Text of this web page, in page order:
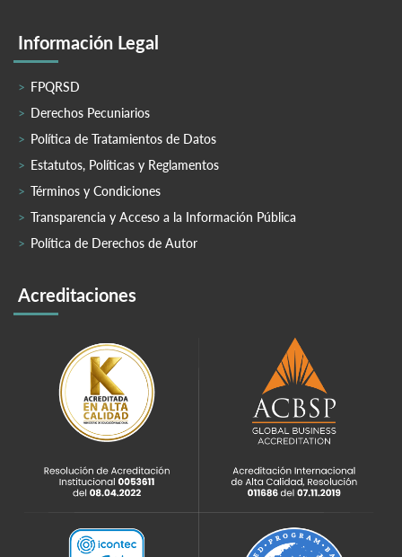
Información Legal
FPQRSD
Derechos Pecuniarios
Política de Tratamientos de Datos
Estatutos, Políticas y Reglamentos
Términos y Condiciones
Transparencia y Acceso a la Información Pública
Política de Derechos de Autor
Acreditaciones